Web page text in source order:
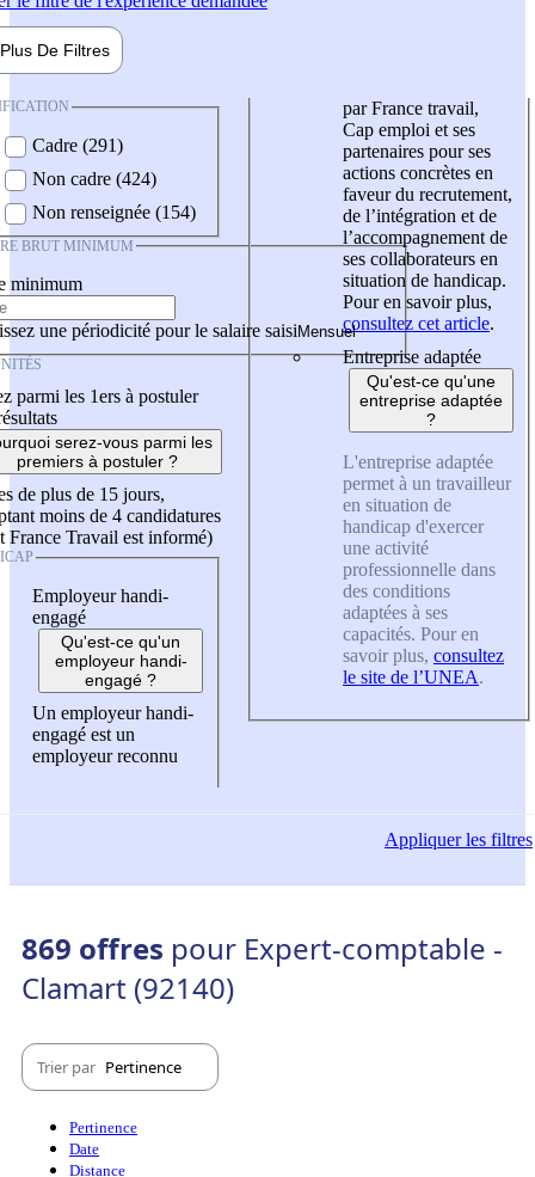
Plus De Filtres
Cadre (291)
Non cadre (424)
Non renseignée (154)
BRUT MINIMUM
minimum
une périodicité pour le salaire saisi
parmi les 1ers à postuler
serez-vous parmi les
premiers à postuler ?
de plus de 15 jours,
moins de 4 candidatures
France Travail est informé)
Employeur handi-
engagé
Qu'est-ce qu'un
employeur handi-
engagé ?
Un employeur handi-
engagé est un
employeur reconnu
par France travail,
Cap emploi et ses
partenaires pour ses
actions concrètes en
faveur du recrutement,
de l’intégration et de
l’accompagnement de
ses collaborateurs en
situation de handicap.
Pour en savoir plus,
consultez cet article.
Entreprise adaptée
Qu'est-ce qu'une
entreprise adaptée
?
L'entreprise adaptée
permet à un travailleur
en situation de
handicap d'exercer
une activité
professionnelle dans
des conditions
adaptées à ses
capacités. Pour en
savoir plus, consultez
le site de l’UNEA.
Appliquerles filtres
869 offres pour Expert-comptable -
Clamart (92140)
Trier par Pertinence
Pertinence
Date
Distance